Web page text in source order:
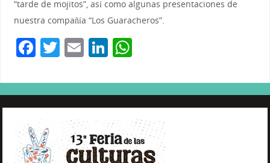
“tarde de mojitos”, así como algunas presentaciones de
nuestra compañía “Los Guaracheros”.
F
c
e
b
o
T
itt
er
E
ai
l
Li
k
e
dI
n
W
at
s
A
p